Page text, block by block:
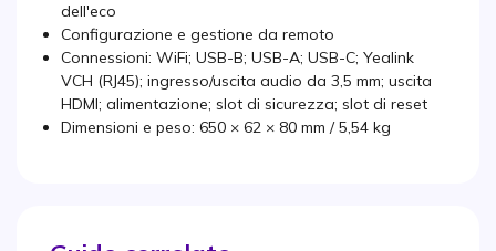
dell'eco
Configurazione e gestione da remoto
Connessioni: WiFi; USB-B; USB-A; USB-C; Yealink
VCH (RJ45); ingresso/uscita audio da 3,5 mm; uscita
HDMI; alimentazione; slot di sicurezza; slot di reset
Dimensioni e peso: 650 × 62 × 80 mm / 5,54 kg